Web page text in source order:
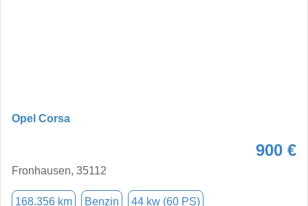
Opel Corsa
900 €
Fronhausen, 35112
168.356 km Benzin 44 kw (60 PS)